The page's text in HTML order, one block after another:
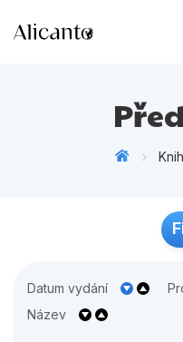
Tipy redakce
Datum vydání
Název